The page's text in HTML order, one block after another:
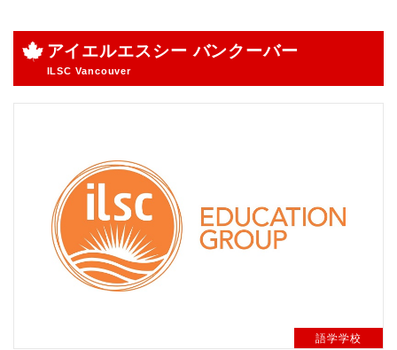
アイエルエスシー バンクーバー
ILSC Vancouver
語学学校